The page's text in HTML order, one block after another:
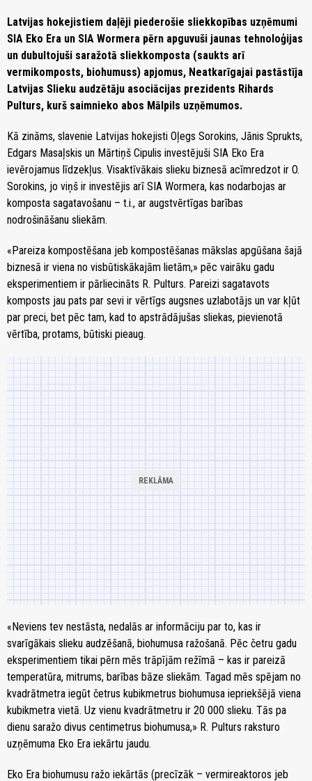
Latvijas hokejistiem daļēji piederošie sliekkopības uzņēmumi
SIA Eko Era un SIA Wormera pērn apguvuši jaunas tehnoloģijas
un dubultojuši saražotā sliekkomposta (saukts arī
vermikomposts, biohumuss) apjomus, Neatkarīgajai pastāstīja
Latvijas Slieku audzētāju asociācijas prezidents Rihards
Pulturs, kurš saimnieko abos Mālpils uzņēmumos.
Kā zināms, slavenie Latvijas hokejisti Oļegs Sorokins, Jānis Sprukts,
Edgars Masaļskis un Mārtiņš Cipulis investējuši SIA Eko Era
ievērojamus līdzekļus. Visaktīvākais slieku biznesā acīmredzot ir O.
Sorokins, jo viņš ir investējis arī SIA Wormera, kas nodarbojas ar
komposta sagatavošanu – t.i., ar augstvērtīgas barības
nodrošināšanu sliekām.
«Pareiza kompostēšana jeb kompostēšanas mākslas apgūšana šajā
biznesā ir viena no visbūtiskākajām lietām,» pēc vairāku gadu
eksperimentiem ir pārliecināts R. Pulturs. Pareizi sagatavots
komposts jau pats par sevi ir vērtīgs augsnes uzlabotājs un var kļūt
par preci, bet pēc tam, kad to apstrādājušas sliekas, pievienotā
vērtība, protams, būtiski pieaug.
«Neviens tev nestāsta, nedalās ar informāciju par to, kas ir
svarīgākais slieku audzēšanā, biohumusa ražošanā. Pēc četru gadu
eksperimentiem tikai pērn mēs trāpījām režīmā – kas ir pareizā
temperatūra, mitrums, barības bāze sliekām. Tagad mēs spējam no
kvadrātmetra iegūt četrus kubikmetrus biohumusa iepriekšējā viena
kubikmetra vietā. Uz vienu kvadrātmetru ir 20 000 slieku. Tās pa
dienu saražo divus centimetrus biohumusa,» R. Pulturs raksturo
uzņēmuma Eko Era iekārtu jaudu.
Eko Era biohumusu ražo iekārtās (precīzāk – vermireaktoros jeb